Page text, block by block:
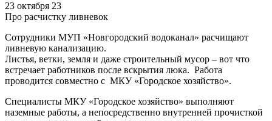
23 октября 23
Про расчистку ливневок
Сотрудники МУП «Новгородский водоканал» расчищают
ливневую канализацию.
Листья, ветки, земля и даже строительный мусор – вот что
встречает работников после вскрытия люка. Работа
проводится совместно с МКУ «Городское хозяйство».
Специалисты МКУ «Городское хозяйство» выполняют
наземные работы, а непосредственно внутренней прочисткой